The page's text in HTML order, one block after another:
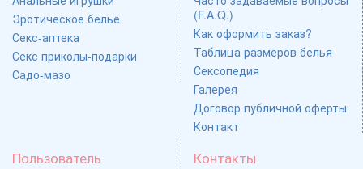
Эротическое белье
Секс-аптека
Секс приколы-подарки
Садо-мазо
(F.A.Q.)
Как оформить заказ?
Таблица размеров белья
Сексопедия
Галерея
Договор публичной оферты
Контакт
Пользователь Контакты